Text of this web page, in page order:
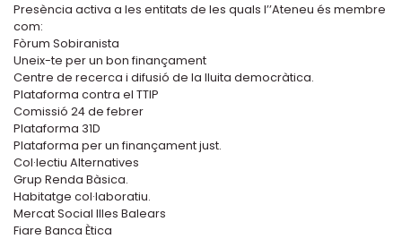
Presència activa a les entitats de les quals l’’Ateneu és membre
com:
Fòrum Sobiranista
Uneix-te per un bon finançament
Centre de recerca i difusió de la lluita democràtica.
Plataforma contra el TTIP
Comissió 24 de febrer
Plataforma 31D
Plataforma per un finançament just.
Col·lectiu Alternatives
Grup Renda Bàsica.
Habitatge col·laboratiu.
Mercat Social Illes Balears
Fiare Banca Ètica